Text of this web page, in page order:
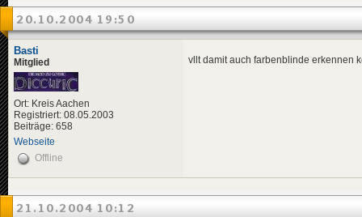
20.10.2004 19:50
Basti
Mitglied
Ort: Kreis Aachen
Registriert: 08.05.2003
Beiträge: 658
Webseite
vllt damit auch farbenblinde erkennen
Offline
21.10.2004 10:12